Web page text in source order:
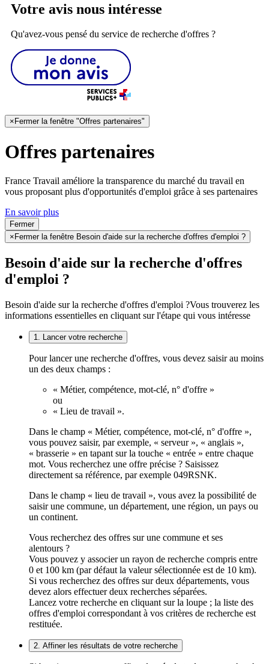
Votre avis nous intéresse
Qu'avez-vous pensé du service de recherche d'offres ?
× Fermer la fenêtre "Offres partenaires"
Offres partenaires
France Travail améliore la transparence du marché du travail en
vous proposant plus d'opportunités d'emploi grâce à ses partenaires
En savoir plus
Fermer
× Fermer la fenêtre Besoin d'aide sur la recherche d'offres d'emploi ?
Besoin d'aide sur la recherche d'offres
d'emploi ?
Besoin d'aide sur la recherche d'offres d'emploi ?Vous trouverez les
informations essentielles en cliquant sur l'étape qui vous intéresse
1. Lancer votre recherche
Pour lancer une recherche d'offres, vous devez saisir au moins
un des deux champs :
« Métier, compétence, mot-clé, n° d'offre »
ou
« Lieu de travail ».
Dans le champ « Métier, compétence, mot-clé, n° d'offre »,
vous pouvez saisir, par exemple, « serveur », « anglais »,
« brasserie » en tapant sur la touche « entrée » entre chaque
mot. Vous recherchez une offre précise ? Saisissez
directement sa référence, par exemple 049RSNK.
Dans le champ « lieu de travail », vous avez la possibilité de
saisir une commune, un département, une région, un pays ou
un continent.
Vous recherchez des offres sur une commune et ses
alentours ?
Vous pouvez y associer un rayon de recherche compris entre
0 et 100 km (par défaut la valeur sélectionnée est de 10 km).
Si vous recherchez des offres sur deux départements, vous
devez alors effectuer deux recherches séparées.
Lancez votre recherche en cliquant sur la loupe ; la liste des
offres d'emploi correspondant à vos critères de recherche est
restituée.
2. Affiner les résultats de votre recherche